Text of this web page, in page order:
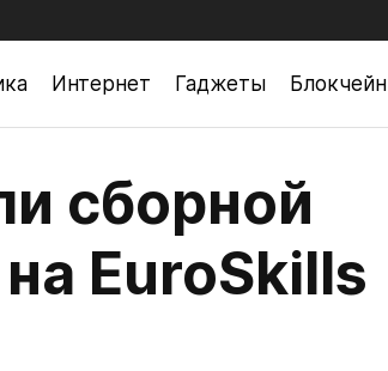
Интернет Гаджеты Блокчейн
сборной
EuroSkills